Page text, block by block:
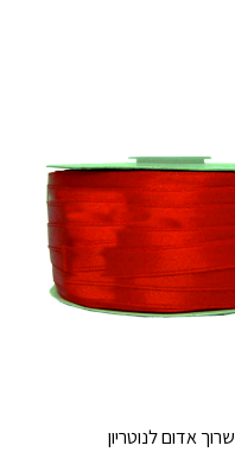
שרוך אדום לנוטריון